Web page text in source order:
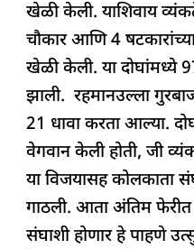
खेळी केली. याशिवाय
चौकार आणि 4
खेळी केली. या दोघांमध्ये 97
झाली. रहमानउल्ला
21 धावा करता आल्या.
वेगवान केली होती, जी
या विजयासह कोलकाता
गाठली. आता अंतिम
संघाशी होणार हे पाहणे